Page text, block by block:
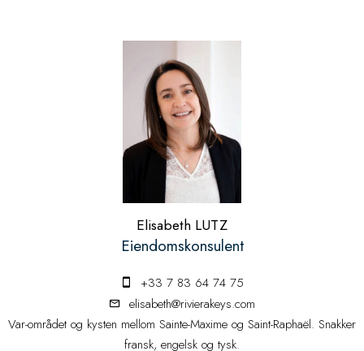
Elisabeth LUTZ
Eiendomskonsulent
+33 7 83 64 74 75
elisabeth@rivierakeys.com
Var-området og kysten mellom Sainte-Maxime og Saint-Raphaël. Snakker
fransk, engelsk og tysk.